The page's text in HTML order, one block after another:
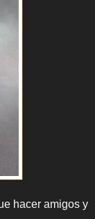
hacer amigos y